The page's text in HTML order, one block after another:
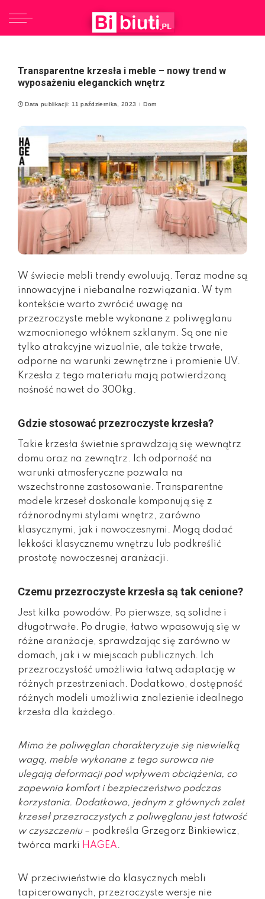
Transparentne krzesła i meble – nowy trend w
wyposażeniu eleganckich wnętrz
Data publikacji: 11 października, 2023 Dom
W świecie mebli trendy ewoluują. Teraz modne są
innowacyjne i niebanalne rozwiązania. W tym
kontekście warto zwrócić uwagę na
przezroczyste meble wykonane z poliwęglanu
wzmocnionego włóknem szklanym. Są one nie
tylko atrakcyjne wizualnie, ale także trwałe,
odporne na warunki zewnętrzne i promienie UV.
Krzesła z tego materiału mają potwierdzoną
nośność nawet do 300kg.
Gdzie stosować przezroczyste krzesła?
Takie krzesła świetnie sprawdzają się wewnątrz
domu oraz na zewnątrz. Ich odporność na
warunki atmosferyczne pozwala na
wszechstronne zastosowanie. Transparentne
modele krzeseł doskonale komponują się z
różnorodnymi stylami wnętrz, zarówno
klasycznymi, jak i nowoczesnymi. Mogą dodać
lekkości klasycznemu wnętrzu lub podkreślić
prostotę nowoczesnej aranżacji.
Czemu przezroczyste krzesła są tak cenione?
Jest kilka powodów. Po pierwsze, są solidne i
długotrwałe. Po drugie, łatwo wpasowują się w
różne aranżacje, sprawdzając się zarówno w
domach, jak i w miejscach publicznych. Ich
przezroczystość umożliwia łatwą adaptację w
różnych przestrzeniach. Dodatkowo, dostępność
różnych modeli umożliwia znalezienie idealnego
krzesła dla każdego.
Mimo że poliwęglan charakteryzuje się niewielką
wagą, meble wykonane z tego surowca nie
ulegają deformacji pod wpływem obciążenia, co
zapewnia komfort i bezpieczeństwo podczas
korzystania. Dodatkowo, jednym z głównych zalet
krzeseł przezroczystych z poliwęglanu jest łatwość
w czyszczeniu– podkreśla Grzegorz Binkiewicz,
twórca marki HAGEA.
W przeciwieństwie do klasycznych mebli
tapicerowanych, przezroczyste wersje nie